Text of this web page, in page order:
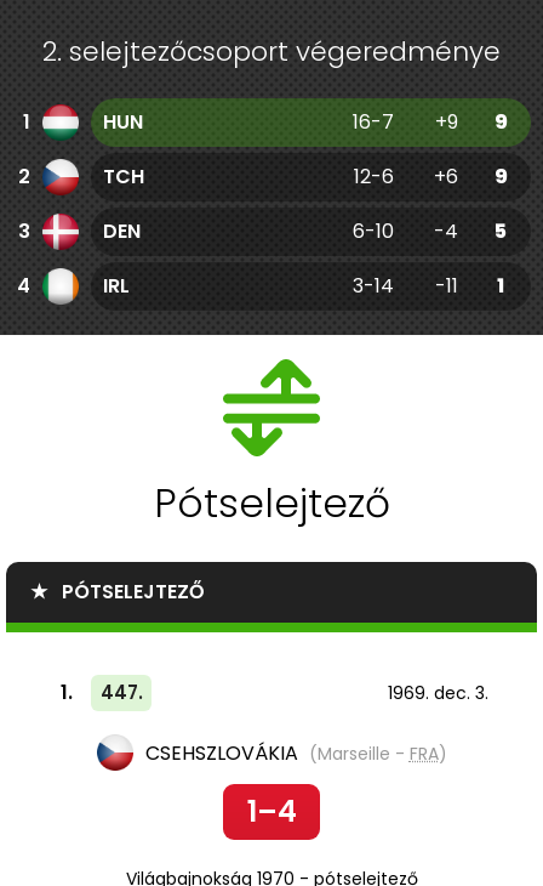
2. selejtezőcsoport végeredménye
1 HUN 16-7 +9
9
2
TCH 12-6 +6
9
3
DEN 6-10 -4
5
4
IRL 3-14 -11 1
Pótselejtező
★ PÓTSELEJTEZŐ
1. 447. 1969. dec. 3.
CSEHSZLOVÁKIA (Marseille - FRA)
1–4
Világbajnokság 1970 - pótselejtező